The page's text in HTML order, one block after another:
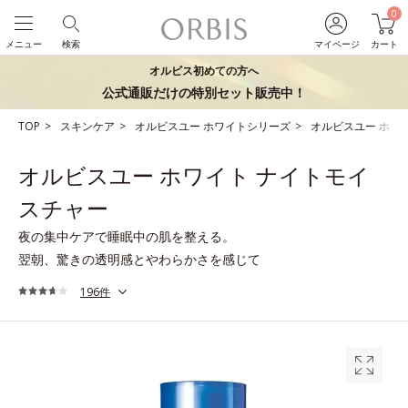
マイページ
0
カート
検索
メニュー
オルビス初めての方へ
公式通販だけの特別セット販売中！
TOP スキンケア オルビスユー ホワイトシリーズ オルビスユー ホワ
オルビスユー ホワイト ナイトモイ
スチャー
夜の集中ケアで睡眠中の肌を整える。
翌朝、驚きの透明感とやわらかさを感じて
196件